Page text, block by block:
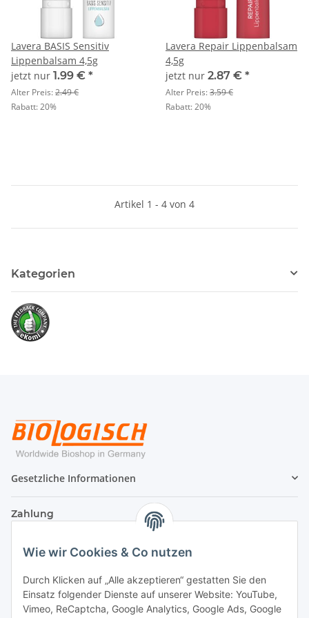
Wie wir Cookies & Co nutzen
Durch Klicken auf „Alle akzeptieren“ gestatten Sie den
Einsatz folgender Dienste auf unserer Website: YouTube,
Vimeo, ReCaptcha, Google Analytics, Google Ads, Google
Lavera BASIS Sensitiv
Lippenbalsam 4,5g
jetzt nur 1.99 € *
Alter Preis:2.49 €
Rabatt:20%
Lavera Repair Lippenbalsam
4,5g
jetzt nur 2.87 € *
Alter Preis:3.59 €
Rabatt:20%
Artikel 1 - 4 von 4
Kategorien
Gesetzliche Informationen
Zahlung